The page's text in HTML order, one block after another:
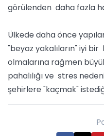
görülenden daha fazla
Ülkede daha önce
"beyaz yakalıların" iyi
olmalarına rağmen
pahalılığı ve stres
şehirlere "kaçmak"